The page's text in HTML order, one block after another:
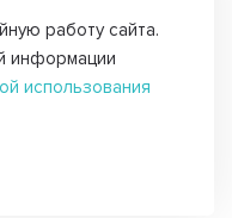
работу сайта.
информации
использования